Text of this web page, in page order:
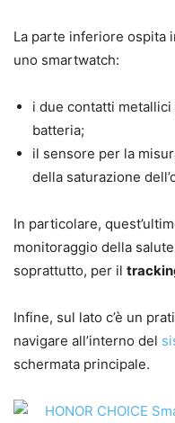
La parte inferiore ospita
uno smartwatch:
i due contatti
batteria;
il sensore per la
della saturazione
In particolare,
monitoraggio della
soprattutto, per il
Infine, sul lato c’è un
navigare all’interno del
schermata principale.